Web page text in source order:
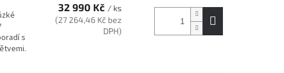
s
32 990 Kč / ks
(27 264,46 Kč bez
DPH)